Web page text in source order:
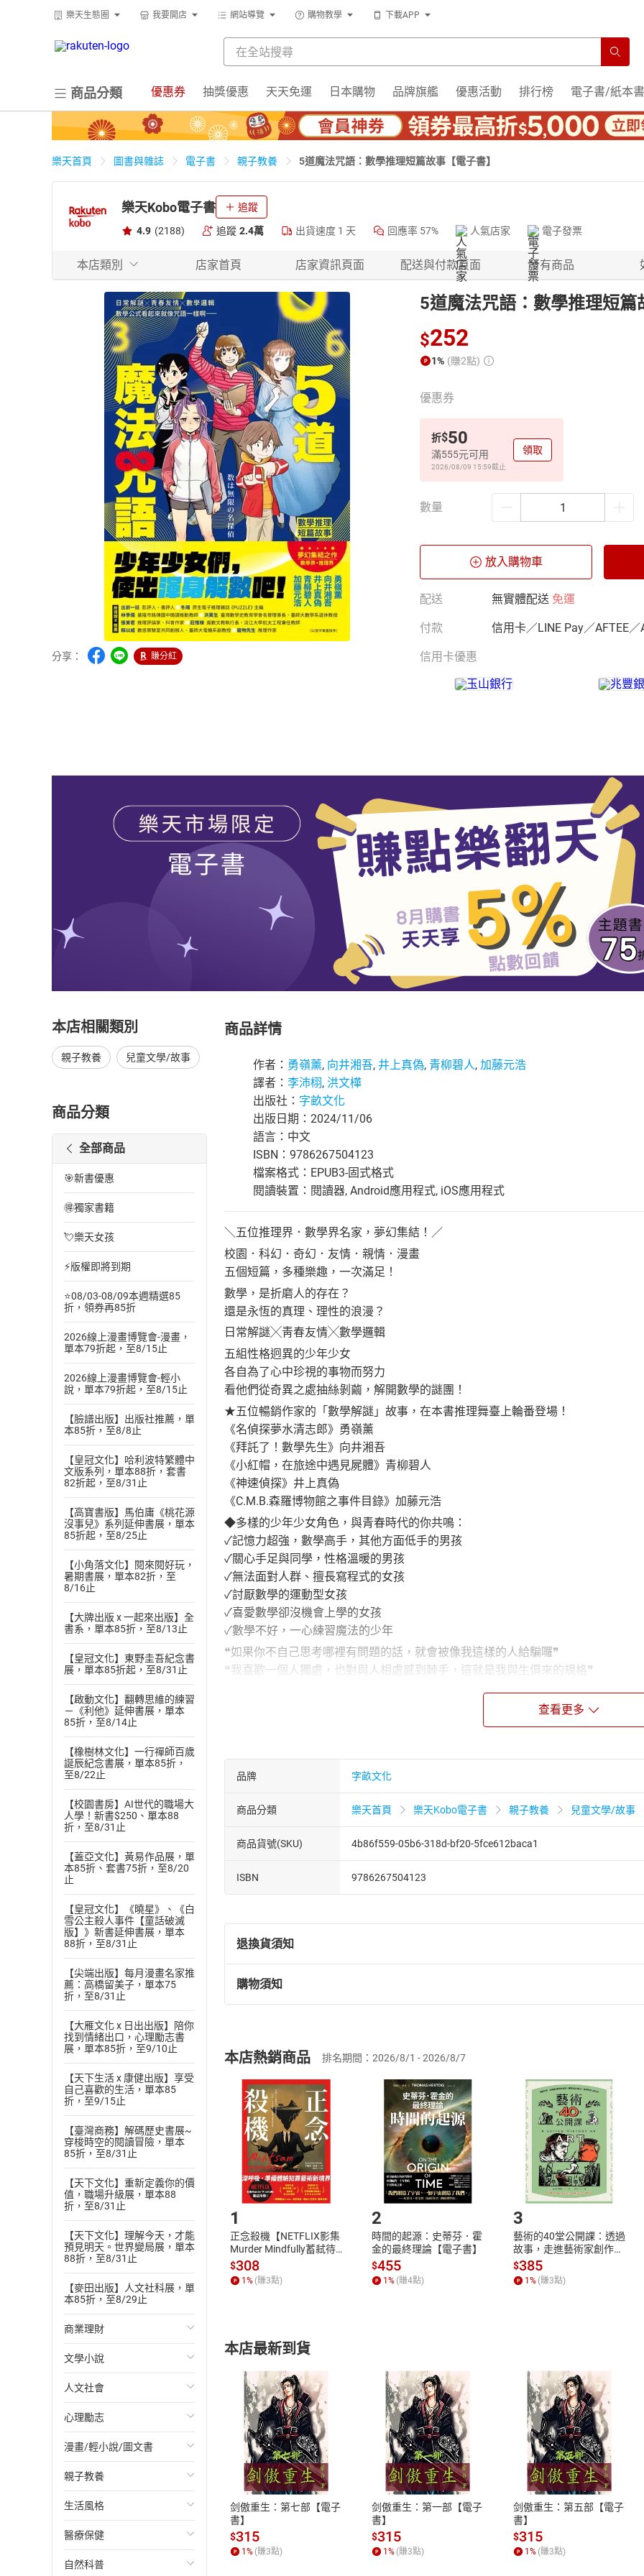
樂天生態圈 我要開店 網站導覽 購物教學 下載APP
商品分類 優惠券 抽獎優惠 天天免運 日本購物 品牌旗艦 優惠活動 排行榜 電子書/紙本書
樂天首頁 圖書與雜誌 電子書 親子教養 5道魔法咒語：數學推理短篇故事【電子書】
樂天Kobo電子書 追蹤
4.9 (2188) 追蹤 2.4萬 出貨速度 1 天 回應率 57% 人氣店家 電子發票
本店類別 店家首頁 店家資訊頁面 配送與付款頁面 所有商品
分享： 賺分紅
5道魔法咒語：數學推理短篇
$252
1% (賺2點)
優惠券
折$50
滿555元可用
2026/08/09 15:59截止
領取
數量
放入購物車
配送 無實體配送 免運
付款 信用卡／LINE Pay／AFTEE／
信用卡優惠
本店相關類別
親子教養 兒童文學/故事
商品分類
全部商品
🎯新書優惠
🉐獨家書籍
💘樂天女孩
⚡版權即將到期
⭐08/03-08/09本週精選85
折，領券再85折
2026線上漫畫博覽會-漫畫，
單本79折起，至8/15止
2026線上漫畫博覽會-輕小
說，單本79折起，至8/15止
【臉譜出版】出版社推薦，單
本85折，至8/8止
【皇冠文化】哈利波特繁體中
文版系列，單本88折，套書
82折起，至8/31止
【高寶書版】馬伯庸《桃花源
沒事兒》系列延伸書展，單本
85折起，至8/25止
【小角落文化】閱來閱好玩，
暑期書展，單本82折，至
8/16止
【大牌出版 x 一起來出版】全
書系，單本85折，至8/13止
【皇冠文化】東野圭吾紀念書
展，單本85折起，至8/31止
【啟動文化】翻轉思維的練習
－《利他》延伸書展，單本
85折，至8/14止
【橡樹林文化】一行禪師百歲
誕辰紀念書展，單本85折，
至8/22止
【校園書房】AI世代的職場大
人學！新書$250、單本88
折，至8/31止
【蓋亞文化】黃易作品展，單
本85折、套書75折，至8/20
止
【皇冠文化】《曉星》、《白
雪公主殺人事件【童話破滅
版】》新書延伸書展，單本
88折，至8/31止
【尖端出版】每月漫畫名家推
薦：高橋留美子，單本75
折，至8/31止
【大雁文化 x 日出出版】陪你
找到情緒出口，心理勵志書
展，單本85折，至9/10止
【天下生活 x 康健出版】享受
自己喜歡的生活，單本85
折，至9/15止
【臺灣商務】解碼歷史書展~
穿梭時空的閱讀冒險，單本
85折，至8/31止
【天下文化】重新定義你的價
值，職場升級展，單本88
折，至8/31止
【天下文化】理解今天，才能
預見明天。世界變局展，單本
88折，至8/31止
【麥田出版】人文社科展，單
本85折，至8/29止
商業理財
投資理財
經濟/趨勢
財務/金融
管理/領導
職場工作術
成功法
行銷/廣告
傳記
文學小說
歐美文學
日本文學
韓國文學
華文文學
經典文學
成長/家庭生活小說
懸疑/推理小說
人文社會
國際關係
政治
社會科學
台灣/中國歷史
日/韓歷史
其他歷史/史學
心理勵志
心靈成長/情緒
人際關係
兩性關係
心理學
漫畫/輕小說/圖文書
輕小說
奇幻/科幻
愛情故事
職場/社會寫實
親子教養
教育現場
兒童文學/故事
兒童科普/學習
生活風格
飲食/食譜
健身/美顏
醫療保健
健康/養生
自然科普
商品詳情
作者： 勇嶺薰, 向井湘吾, 井上真偽, 青柳碧人, 加藤元浩
譯者： 李沛栩, 洪文樺
出版社： 字畝文化
出版日期：2024/11/06
語言：中文
ISBN：9786267504123
檔案格式：EPUB3-固式格式
閱讀裝置：閱讀器, Android應用程式, iOS應用程式
＼五位推理界．數學界名家，夢幻集結！／
校園．科幻．奇幻．友情．親情．漫畫
五個短篇，多種樂趣，一次滿足！
數學，是折磨人的存在？
還是永恆的真理、理性的浪漫？
日常解謎╳靑春友情╳數學邏輯
五組性格迥異的少年少女
各自為了心中珍視的事物而努力
看他們從奇異之處抽絲剝繭，解開數學的謎團！
★五位暢銷作家的「數學解謎」故事，在本書推理舞臺上輪番登場！
《名偵探夢水清志郎》勇嶺薰
《拜託了！數學先生》向井湘吾
《小紅帽，在旅途中遇見屍體》青柳碧人
《神速偵探》井上真偽
《C.M.B.森羅博物館之事件目錄》加藤元浩
◆多樣的少年少女角色，與青春時代的你共鳴：
✓記憶力超強，數學高手，其他方面低手的男孩
✓關心手足與同學，性格溫暖的男孩
✓無法面對人群、擅長寫程式的女孩
✓討厭數學的運動型女孩
✓喜愛數學卻沒機會上學的女孩
✓數學不好，一心練習魔法的少年
❝如果你不自己思考哪裡有問題的話，就會被像我這樣的人給騙囉❞
❝我喜歡一個人獨處，也對與人相處感到棘手，這就是我與生俱來的規格❞
❝因為我晚上一個人在房間研究數學，父母知道後很生氣，把房間裡溫暖的衣服和
❝根本不必進行這些麻煩的數學計算，只要知道魔法咒語，就能解開宇宙的奧祕❞
班上的小吃攤位要賣關東煮，料理研究社社長細心的備料後靜置，信心滿滿的等
劇？
收銀臺前的店員飛速的撥著算盤結帳；數學練習本上的算式，全寫上國字？？？
3〈繭居族姊姊的演算法推理〉
是誰對班上的人氣女孩下了詛咒？足不出戶的姊姊能夠看穿謎底嗎？
「程式發生奇怪的動作就叫做bug。人類的思考也是一種程式。 ⋯⋯其中以戀愛感
4〈交給蘇菲吧！〉
法國與日本兩地的女孩，展開一段跨越時空的友誼。
變成99。」
查看更多
品牌 字畝文化
商品分類 樂天首頁 樂天Kobo電子書 親子教養 兒童文學/故事
商品貨號(SKU) 4b86f559-05b6-318d-bf20-5fce612baca1
ISBN 9786267504123
退換貨須知
退換貨規定：
(一)依消費者保護法第19條第1項後段暨通訊交易解除權合理例外情事適用
(二)消費者訂購本店鋪之商品即代表知悉本店鋪所銷售之商品為電子書，
且已下載/存取電子書，不得請求退貨退款。
退貨方式：您欲取消訂單或辦理退貨時，請登入樂天市場，並於「我的訂單
貨」，本店鋪將依您的申請進行審核，待審核通過後將為您辦理退款事宜。
請注意，樂天市場須以整筆訂單為單位進行取消/退貨，恕無法以單支商品取
購物須知
挑選商品
Choose
放入購物車
Shopping cart
登入帳號
Login
購書後，如何開始使用？
Step1.選擇閱讀載具 Step2.登入
付款方式
ATM轉帳、信用卡、LINE PAY、AFTEE
退換貨規範
本店是否提供消費者保護法七日猶
之權利，遽消費者保護法及通訊交
除權合理例外情事適用準則，依商
質各有不同規定。詳細退換貨說明
照各商品說明。
本店熱銷商品 排名期間：2026/8/1 - 2026/8/7
1
正念殺機【NETFLIX影集
Murder Mindfully蓄弒待
發】【電子書】
$308
1 % (賺3點)
2
時間的起源：史蒂芬．霍
金的最終理論【電子書】
$455
1 % (賺4點)
3
藝術的40堂公開課：透過
故事，走進藝術家創作現
場，看藝術如何誕生、如
何形塑人類生活【電子
書】
$385
1 % (賺3點)
本店最新到貨
剑傲重生：第七部【電子
書】
$315
1 % (賺3點)
剑傲重生：第一部【電子
書】
$315
1 % (賺3點)
剑傲重生：第五部【電子
書】
$315
1 % (賺3點)